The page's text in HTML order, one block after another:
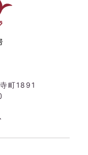
町1891